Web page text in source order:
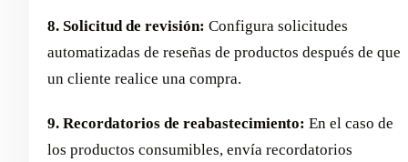
8. Solicitud de revisión: Configura solicitudes
automatizadas de reseñas de productos después de que
un cliente realice una compra.
9. Recordatorios de reabastecimiento: En el caso de
los productos consumibles, envía recordatorios